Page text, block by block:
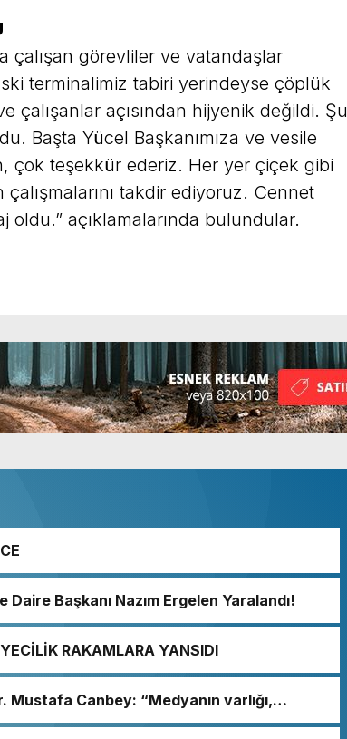
çalışan görevliler ve vatandaşlar
terminalimiz tabiri yerindeyse çöplük
açısından hijyenik değildi. Şu
Başta Yücel Başkanımıza ve vesile
çok teşekkür ederiz. Her yer çiçek gibi
takdir ediyoruz. Cennet
oldu.” açıklamalarında bulundular.
Daire Başkanı Nazım Ergelen Yaralandı!
RAKAMLARA YANSIDI
Mustafa Canbey: “Medyanın varlığı,